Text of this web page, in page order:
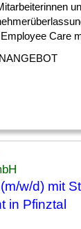
Care
w/d) mit
in Pfinztal